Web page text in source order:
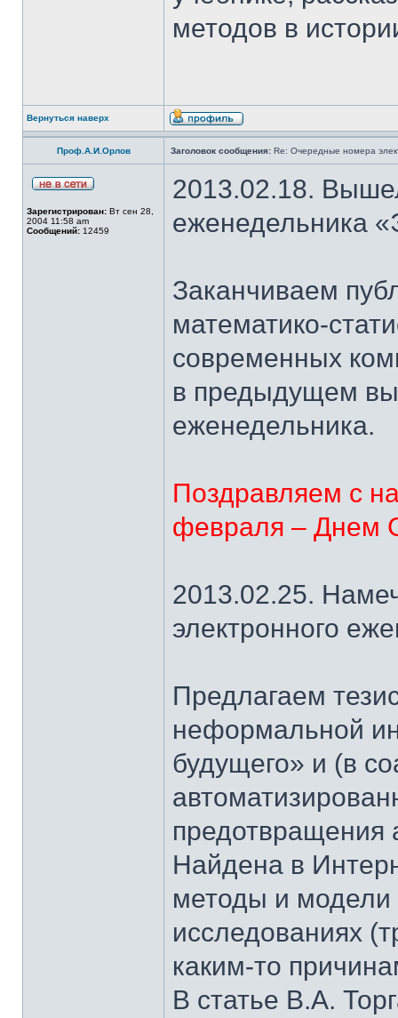
методов в
Вернуться наверх
Проф.А.И.Орлов Заголовок сообщения: Re: Очередные номера
Зарегистрирован: Вт сен 28,
2004 11:58 am
Сообщений: 12459
2013.02.18.
еженедельника
Заканчиваем
математико-
современных
в предыдущем
еженедельника.
Поздравляем с
февраля – Днем
2013.02.25.
электронного
Предлагаем
неформальной
будущего» и (в
предотвращения
Найдена в
методы и модели
исследованиях
каким-то
В статье В.А.